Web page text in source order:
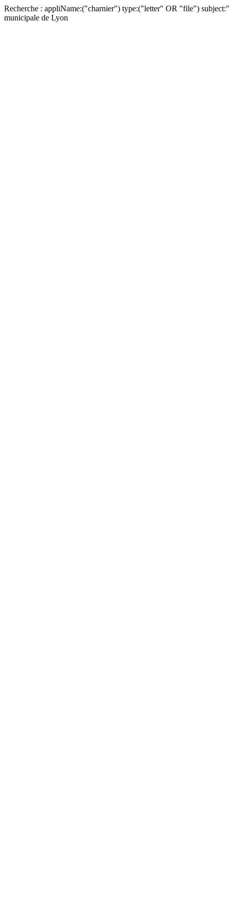
Recherche : appliName:("charnier") type:("letter" OR "file")
municipale de Lyon